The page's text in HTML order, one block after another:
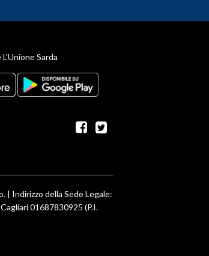
Sarda
facebook
twitter
| Indirizzo della Sede Legale:
01687830925 (P.I.